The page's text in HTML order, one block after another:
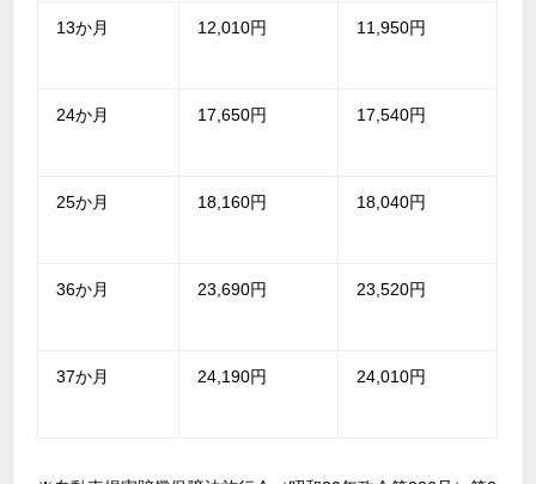
13か月 12,010円 11,950円
24か月 17,650円 17,540円
25か月 18,160円 18,040円
36か月 23,690円 23,520円
37か月 24,190円 24,010円